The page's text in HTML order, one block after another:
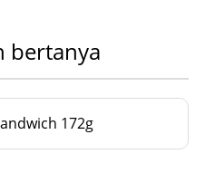
bertanya
172g